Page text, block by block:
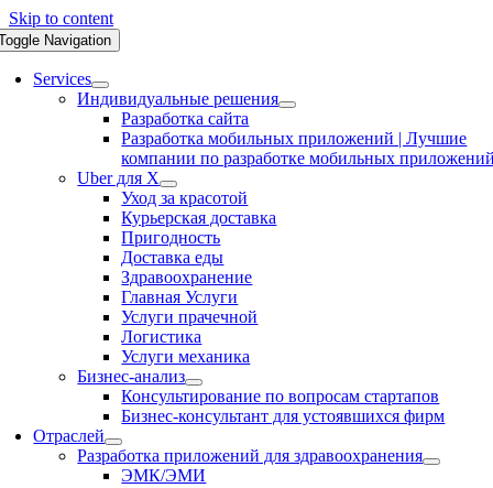
Skip to content
Navigation
Services
Индивидуальные решения
Разработка сайта
Разработка мобильных приложений | Лучшие
компании по разработке мобильных
Uber для X
Уход за красотой
Курьерская доставка
Пригодность
Доставка еды
Здравоохранение
Главная Услуги
Услуги прачечной
Логистика
Услуги механика
Бизнес-анализ
Консультирование по вопросам стартапов
Бизнес-консультант для устоявшихся фирм
Отраслей
Разработка приложений для здравоохранения
ЭМК/ЭМИ